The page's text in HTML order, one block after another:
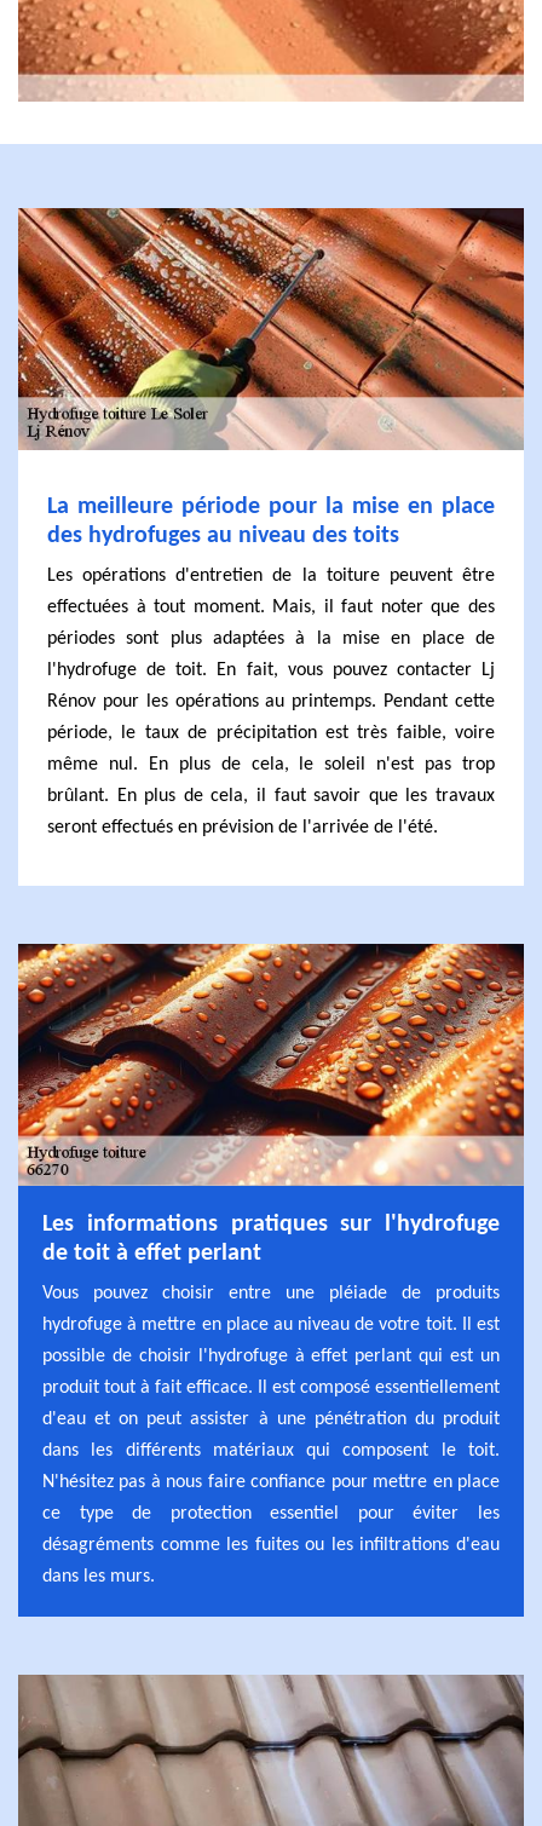
La meilleure période pour la mise en place
des hydrofuges au niveau des toits
Les opérations d'entretien de la toiture peuvent être
effectuées à tout moment. Mais, il faut noter que des
périodes sont plus adaptées à la mise en place de
l'hydrofuge de toit. En fait, vous pouvez contacter Lj
Rénov pour les opérations au printemps. Pendant cette
période, le taux de précipitation est très faible, voire
même nul. En plus de cela, le soleil n'est pas trop
brûlant. En plus de cela, il faut savoir que les travaux
seront effectués en prévision de l'arrivée de l'été.
Les informations pratiques sur l'hydrofuge
de toit à effet perlant
Vous pouvez choisir entre une pléiade de produits
hydrofuge à mettre en place au niveau de votre toit. Il est
possible de choisir l'hydrofuge à effet perlant qui est un
produit tout à fait efficace. Il est composé essentiellement
d'eau et on peut assister à une pénétration du produit
dans les différents matériaux qui composent le toit.
N'hésitez pas à nous faire confiance pour mettre en place
ce type de protection essentiel pour éviter les
désagréments comme les fuites ou les infiltrations d'eau
dans les murs.